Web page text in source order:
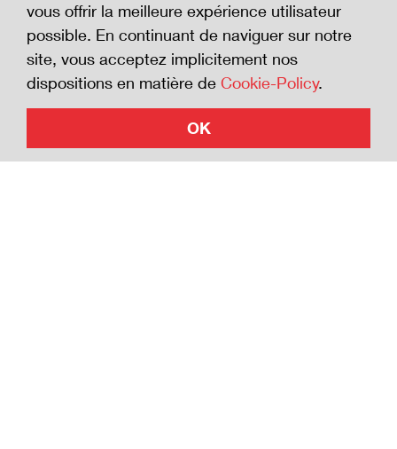
vous offrir la meilleure expérience utilisateur
possible. En continuant de naviguer sur notre
site, vous acceptez implicitement nos
dispositions en matière de Cookie-Policy.
OK
mortels. En adhérant à la Charte de la
sécurité, vous affichez votre volonté de vous
investir en faveur de la sécurité.
Adhérer à la Charte